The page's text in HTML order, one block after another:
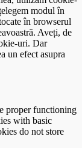
modul în
în browserul
Aveți, de
uri. Dar
un efect asupra
proper functioning
with basic
do not store